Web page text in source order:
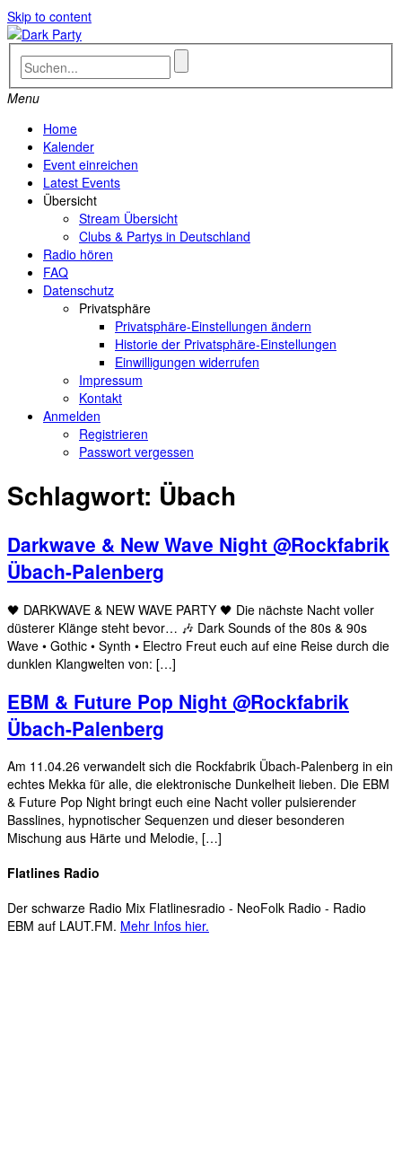
Skip to content
Menu
Home
Kalender
Event einreichen
Latest Events
Übersicht
Stream Übersicht
Clubs & Partys in Deutschland
Radio hören
FAQ
Datenschutz
Privatsphäre
Privatsphäre-Einstellungen ändern
Historie der Privatsphäre-Einstellungen
Einwilligungen widerrufen
Impressum
Kontakt
Anmelden
Registrieren
Passwort vergessen
Schlagwort: Übach
Darkwave & New Wave Night @Rockfabrik
Übach-Palenberg
🖤 DARKWAVE & NEW WAVE PARTY 🖤 Die nächste Nacht voller
düsterer Klänge steht bevor… 🎶 Dark Sounds of the 80s & 90s
Wave • Gothic • Synth • Electro Freut euch auf eine Reise durch die
dunklen Klangwelten von: […]
EBM & Future Pop Night @Rockfabrik
Übach-Palenberg
Am 11.04.26 verwandelt sich die Rockfabrik Übach-Palenberg in ein
echtes Mekka für alle, die elektronische Dunkelheit lieben. Die EBM
& Future Pop Night bringt euch eine Nacht voller pulsierender
Basslines, hypnotischer Sequenzen und dieser besonderen
Mischung aus Härte und Melodie, […]
Flatlines Radio
Der schwarze Radio Mix Flatlinesradio - NeoFolk Radio - Radio
EBM auf LAUT.FM. Mehr Infos hier.